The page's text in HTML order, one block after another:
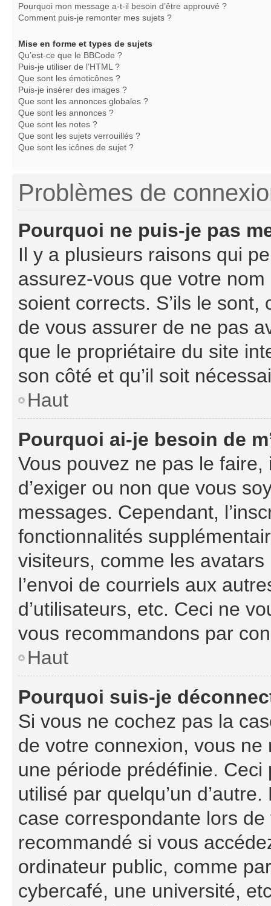
Pourquoi mon message a-t-il besoin d’être approuvé ?
Comment puis-je remonter mes sujets ?
Mise en forme et types de sujets
Qu’est-ce que le BBCode ?
Puis-je utiliser de l’HTML ?
Que sont les émoticônes ?
Puis-je insérer des images ?
Que sont les annonces globales ?
Que sont les annonces ?
Que sont les notes ?
Que sont les sujets verrouillés ?
Que sont les icônes de sujet ?
Problèmes de
Pourquoi ne puis-je pas
Il y a plusieurs raisons qui
assurez-vous que votre
soient corrects. S’ils le
de vous assurer de ne pas
que le propriétaire du site
son côté et qu’il soit
Haut
Pourquoi ai-je besoin de
Vous pouvez ne pas le
d’exiger ou non que vous
messages. Cependant,
fonctionnalités
visiteurs, comme les
l’envoi de courriels aux
d’utilisateurs, etc. Ceci ne
vous recommandons par
Haut
Pourquoi suis-je
Si vous ne cochez pas la
de votre connexion, vous
une période prédéfinie. Ceci
utilisé par quelqu’un
case correspondante lors
recommandé si vous
ordinateur public, comme
cybercafé, une université,